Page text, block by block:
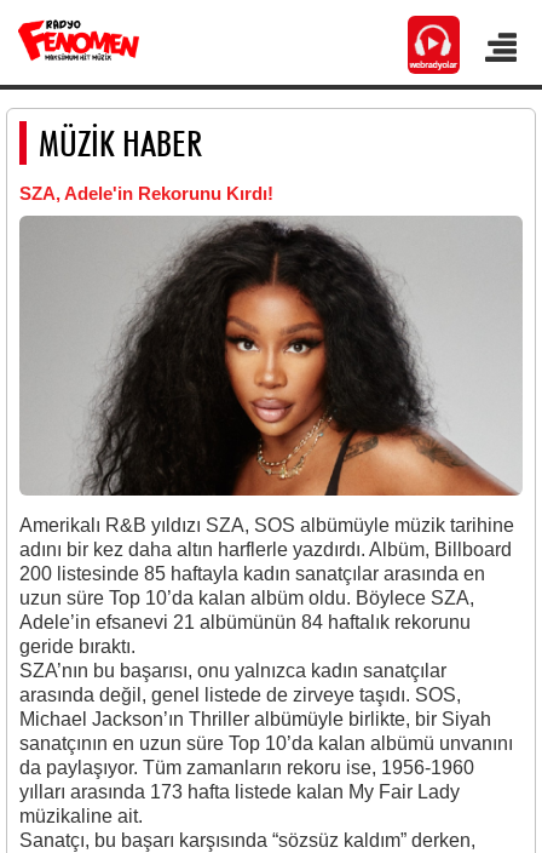
MÜZİK HABER
SZA, Adele'in Rekorunu Kırdı!
Amerikalı R&B yıldızı SZA, SOS albümüyle müzik tarihine
adını bir kez daha altın harflerle yazdırdı. Albüm, Billboard
200 listesinde 85 haftayla kadın sanatçılar arasında en
uzun süre Top 10’da kalan albüm oldu. Böylece SZA,
Adele’in efsanevi 21 albümünün 84 haftalık rekorunu
geride bıraktı.
SZA’nın bu başarısı, onu yalnızca kadın sanatçılar
arasında değil, genel listede de zirveye taşıdı. SOS,
Michael Jackson’ın Thriller albümüyle birlikte, bir Siyah
sanatçının en uzun süre Top 10’da kalan albümü unvanını
da paylaşıyor. Tüm zamanların rekoru ise, 1956-1960
yılları arasında 173 hafta listede kalan My Fair Lady
müzikaline ait.
Sanatçı, bu başarı karşısında “sözsüz kaldım” derken,